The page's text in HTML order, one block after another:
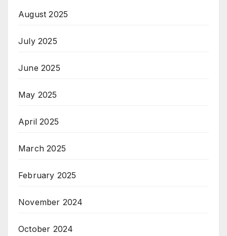
August 2025
July 2025
June 2025
May 2025
April 2025
March 2025
February 2025
November 2024
October 2024